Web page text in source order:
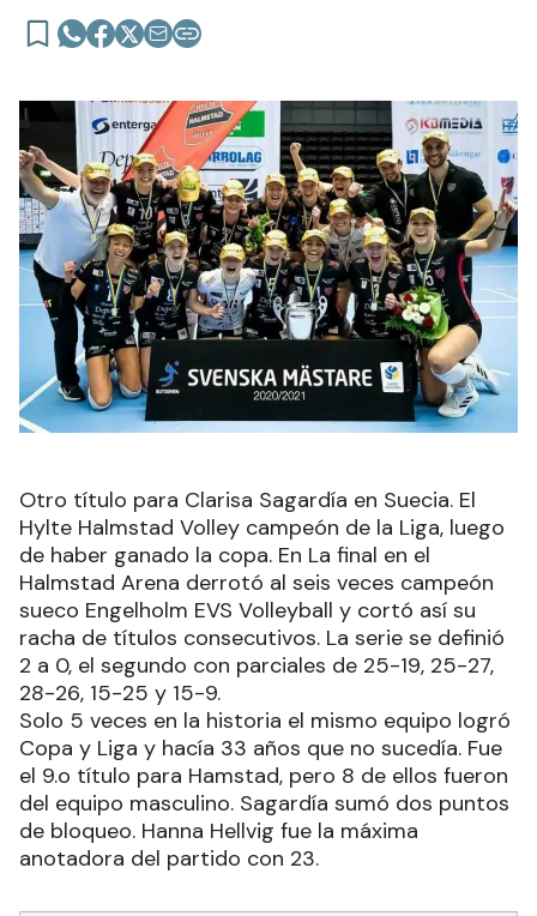
Otro título para Clarisa Sagardía en Suecia. El
Hylte Halmstad Volley campeón de la Liga, luego
de haber ganado la copa. En La final en el
Halmstad Arena derrotó al seis veces campeón
sueco Engelholm EVS Volleyball y cortó así su
racha de títulos consecutivos. La serie se definió
2 a 0, el segundo con parciales de 25-19, 25-27,
28-26, 15-25 y 15-9.
Solo 5 veces en la historia el mismo equipo logró
Copa y Liga y hacía 33 años que no sucedía. Fue
el 9.o título para Hamstad, pero 8 de ellos fueron
del equipo masculino. Sagardía sumó dos puntos
de bloqueo. Hanna Hellvig fue la máxima
anotadora del partido con 23.